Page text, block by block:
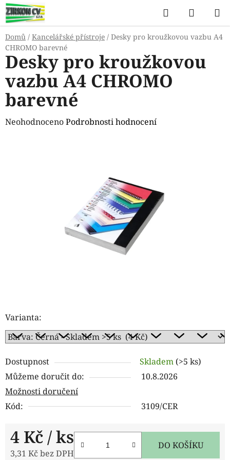
Přejít
na
obsah
Hledat
KOŠÍK
Domů / Kancelářské přístroje / Desky pro kroužkovou vazbu A4
CHROMO barevné
Varianta:
Dostupnost Skladem (>5 ks)
Můžeme doručit do:
10.8.2026
Možnosti doručení
Kód:
3109/CER
4 Kč / ks
3,31 Kč bez DPH
DO KOŠÍKU
Desky pro kroužkovou
vazbu A4 CHROMO
barevné
Průměrné
NeohodnocenoPodrobnosti hodnocení